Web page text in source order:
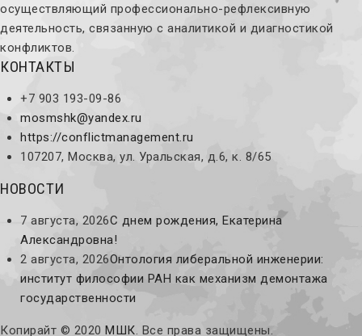
осуществляющий профессионально-рефлексивную
деятельность, связанную с аналитикой и диагностикой
конфликтов.
КОНТАКТЫ
+7 903 193-09-86
mosmshk@yandex.ru
https://conflictmanagement.ru
107207, Москва, ул. Уральская, д.6, к. 8/65
НОВОСТИ
7 августа, 2026С днем рождения, Екатерина
Александровна!
2 августа, 2026Онтология либеральной инженерии:
институт философии РАН как механизм демонтажа
государственности
Копирайт © 2020 МШК. Все права защищены.